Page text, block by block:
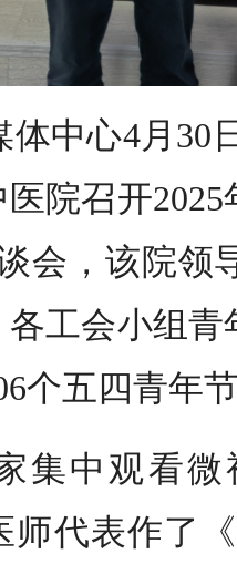
体中心4月
院召开2025
会，该院领
工会小组
个五四青年
集中观看
师代表作了